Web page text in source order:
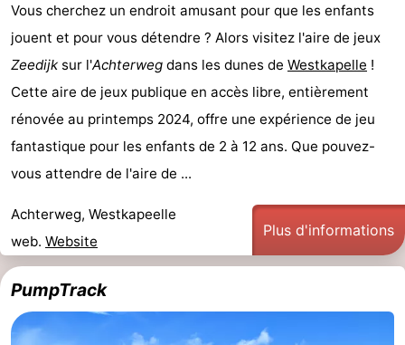
Vous cherchez un endroit amusant pour que les enfants
jouent et pour vous détendre ? Alors visitez l'aire de jeux
Zeedijk sur l'Achterweg dans les dunes de Westkapelle !
Cette aire de jeux publique en accès libre, entièrement
rénovée au printemps 2024, offre une expérience de jeu
fantastique pour les enfants de 2 à 12 ans. Que pouvez-
vous attendre de l'aire de ...
Achterweg, Westkapeelle
web. Website
Plus d'informations
PumpTrack